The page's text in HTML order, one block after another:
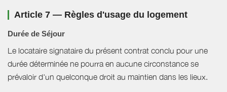
Article 7 — Règles d'usage du logement
Durée de Séjour
Le locataire signataire du présent contrat conclu pour une
durée déterminée ne pourra en aucune circonstance se
prévaloir d'un quelconque droit au maintien dans les lieux.